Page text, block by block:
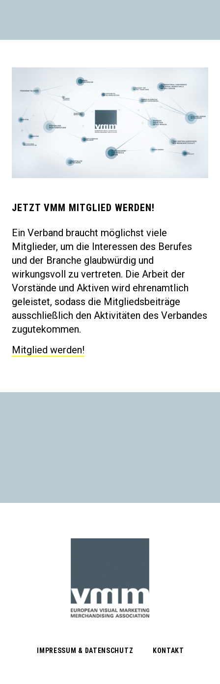
JETZT VMM MITGLIED WERDEN!
Ein Verband braucht möglichst viele
Mitglieder, um die Interessen des Berufes
und der Branche glaubwürdig und
wirkungsvoll zu vertreten. Die Arbeit der
Vorstände und Aktiven wird ehrenamtlich
geleistet, sodass die Mitgliedsbeiträge
ausschließlich den Aktivitäten des Verbandes
zugutekommen.
Mitglied werden!
IMPRESSUM & DATENSCHUTZ KONTAKT